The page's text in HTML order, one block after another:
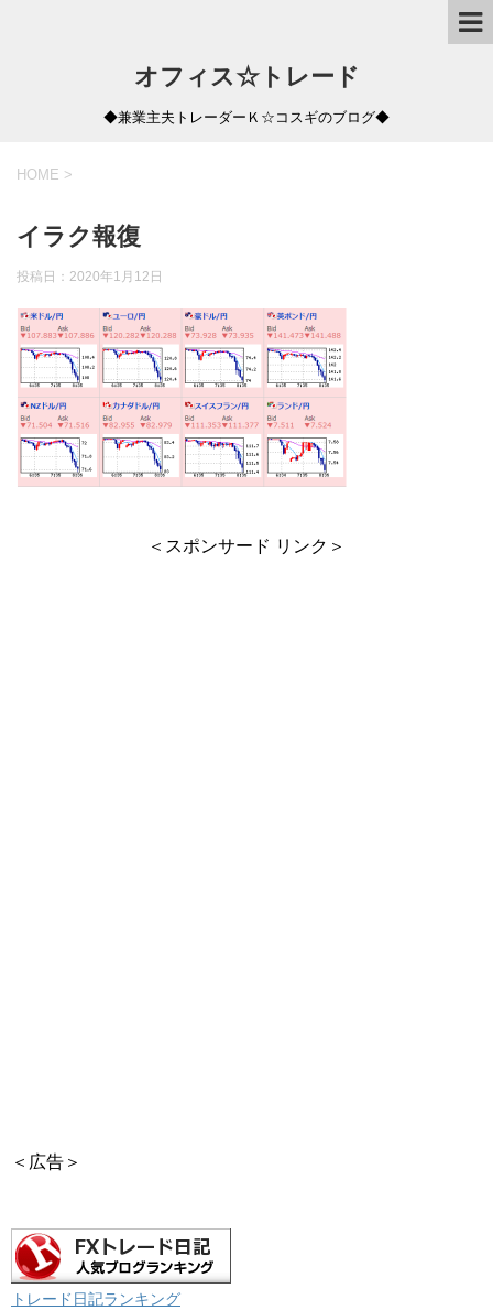
オフィス☆トレード
◆兼業主夫トレーダーＫ☆コスギのブログ◆
HOME >
イラク報復
投稿日： 2020年1月12日
＜スポンサード リンク＞
＜広告＞
トレード日記ランキング